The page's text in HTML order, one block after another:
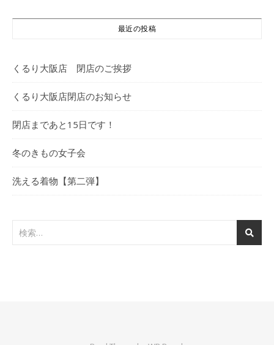
最近の投稿
くるり大阪店 閉店のご挨拶
くるり大阪店閉店のお知らせ
閉店まであと15日です！
冬のきもの女子会
洗える着物【第二弾】